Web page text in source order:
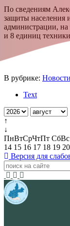
По сведениям
защиты населения
администрации, на
и 8 единиц
В рубрике: Новости
Text
↑
↓
ПнВтСрЧтПт СбВс
14 15 16 17 18 19 20
Версия для